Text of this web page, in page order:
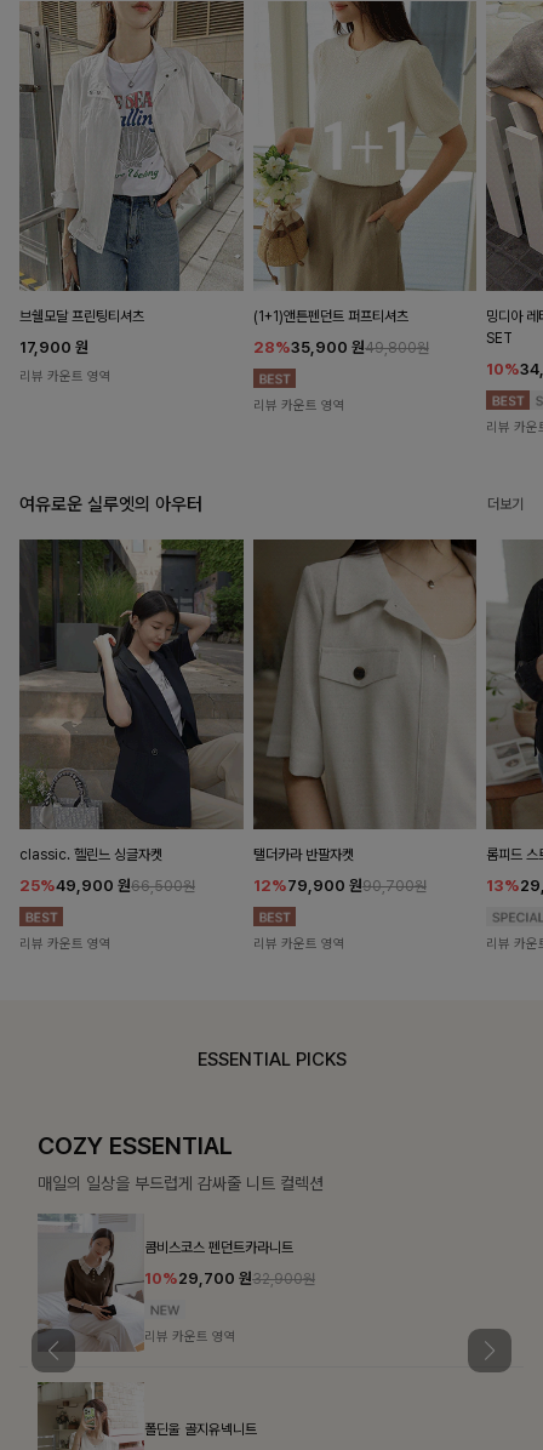
브쉘모달 프린팅티셔츠
17,900 원
리뷰 카운트 영역
(1+1)앤튼펜던트 퍼프티셔츠
28%35,900 원49,800원
리뷰 카운트 영역
밍디아 레
SET
10%
리뷰 카운
여유로운 실루엣의 아우터 더보기
classic. 헬린느 싱글자켓
25%49,900 원66,500원
리뷰 카운트 영역
탤더카라 반팔자켓
12%79,900 원90,700원
리뷰 카운트 영역
롬피드 스
13%
리뷰 카운
ESSENTIAL PICKS
COZY ESSENTIAL
매일의 일상을 부드럽게 감싸줄 니트 컬렉션
콤비스코스 펜던트카라니트
10%29,700원 32,900원
리뷰 카운트 영역
폴딘울 골지유넥니트